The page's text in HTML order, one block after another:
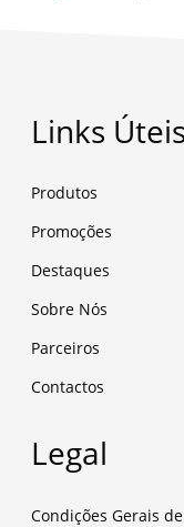
Links Úteis
Produtos
Promoções
Destaques
Sobre Nós
Parceiros
Contactos
Legal
Condições Gerais